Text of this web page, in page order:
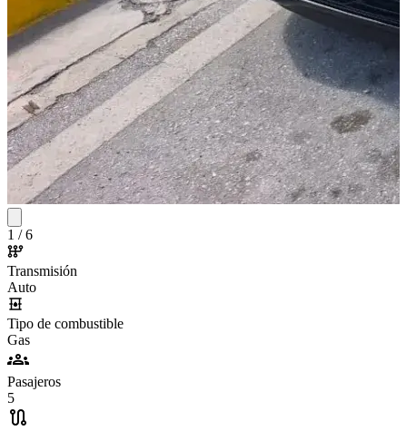
1 /6
Transmisión
Auto
Tipo de combustible
Gas
Pasajeros
5